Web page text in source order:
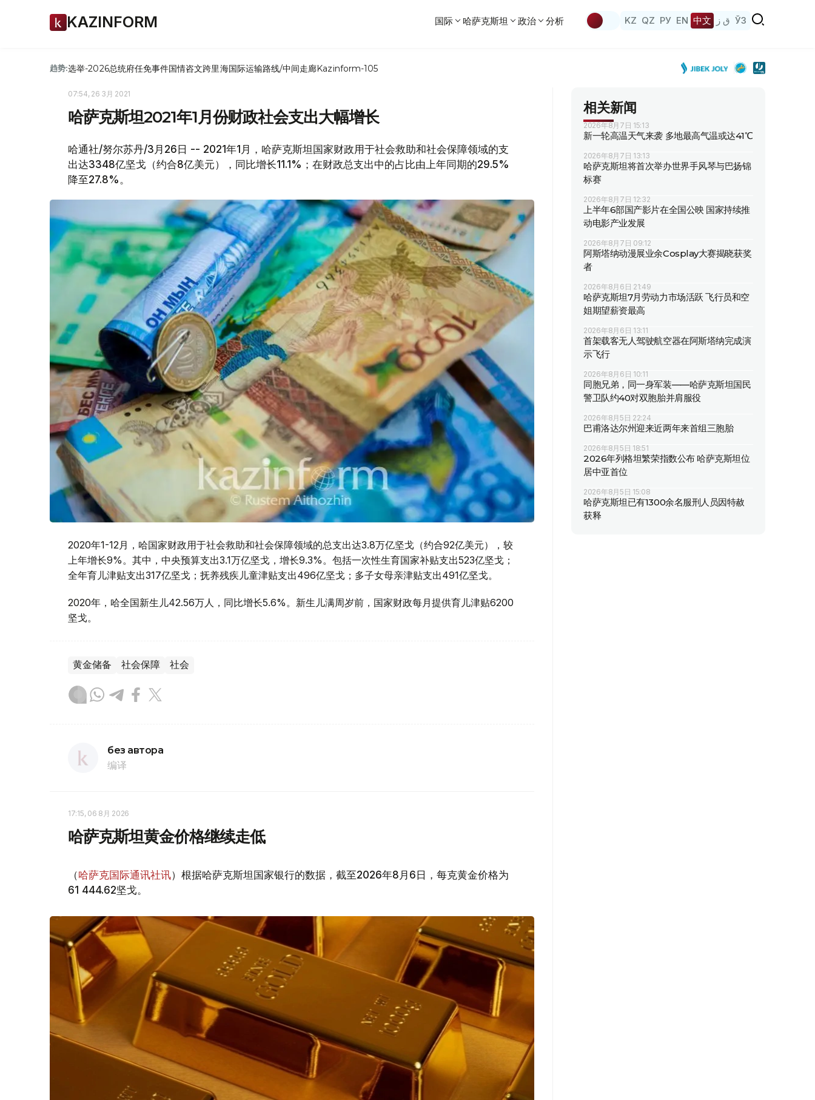
KAZINFORM 国际 哈萨克斯坦 政治 分析 KZ QZ РУ EN 中文 ق ز ЎЗ
趋势:选举-2026总统府任免事件国情咨文跨里海国际运输路线/中间走廊Kazinform-105
07:54, 26 3月 2021
哈萨克斯坦2021年1月份财政社会支出大幅增长
哈通社/努尔苏丹/3月26日 -- 2021年1月，哈萨克斯坦国家财政用于社会救助和社会保障领域的支
出达3348亿坚戈（约合8亿美元），同比增长11.1%；在财政总支出中的占比由上年同期的29.5%
降至27.8%。
2020年1-12月，哈国家财政用于社会救助和社会保障领域的总支出达3.8万亿坚戈（约合92亿美元），较
上年增长9%。其中，中央预算支出3.1万亿坚戈，增长9.3%。包括一次性生育国家补贴支出523亿坚戈；
全年育儿津贴支出317亿坚戈；抚养残疾儿童津贴支出496亿坚戈；多子女母亲津贴支出491亿坚戈。
2020年，哈全国新生儿42.56万人，同比增长5.6%。新生儿满周岁前，国家财政每月提供育儿津贴6200
坚戈。
黄金储备 社会保障 社会
без автора
编译
17:15, 06 8月 2026
哈萨克斯坦黄金价格继续走低
（哈萨克国际通讯社讯）根据哈萨克斯坦国家银行的数据，截至2026年8月6日，每克黄金价格为
61 444.62坚戈。
相关新闻
2026年8月7日 15:13
新一轮高温天气来袭 多地最高气温或达41℃
2026年8月7日 13:13
哈萨克斯坦将首次举办世界手风琴与巴扬锦
标赛
2026年8月7日 12:32
上半年6部国产影片在全国公映 国家持续推
动电影产业发展
2026年8月7日 09:12
阿斯塔纳动漫展业余Cosplay大赛揭晓获奖
者
2026年8月6日 21:49
哈萨克斯坦7月劳动力市场活跃 飞行员和空
姐期望薪资最高
2026年8月6日 13:11
首架载客无人驾驶航空器在阿斯塔纳完成演
示飞行
2026年8月6日 10:11
同胞兄弟，同一身军装——哈萨克斯坦国民
警卫队约40对双胞胎并肩服役
2026年8月5日 22:24
巴甫洛达尔州迎来近两年来首组三胞胎
2026年8月5日 18:51
2026年列格坦繁荣指数公布 哈萨克斯坦位
居中亚首位
2026年8月5日 15:08
哈萨克斯坦已有1300余名服刑人员因特赦
获释